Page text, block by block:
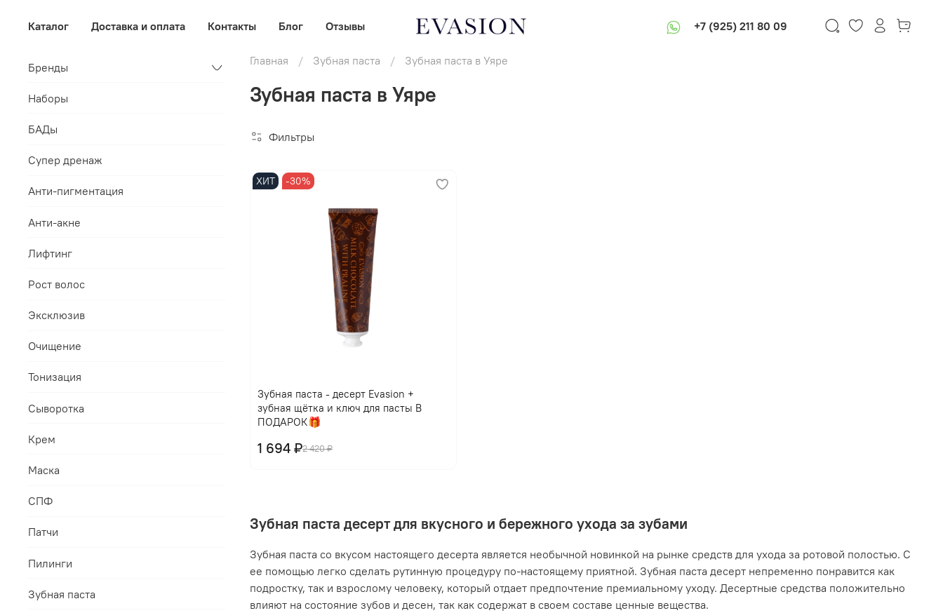
Каталог Доставка и оплата Контакты Блог Отзывы +7 (925) 211 80 09
Главная Зубная паста Зубная паста в Уяре
Зубная паста в Уяре
Фильтры
ХИТ -30%
Зубная паста - десерт Evasion +
зубная щётка и ключ для пасты В
ПОДАРОК🎁
2 420 ₽
1 694 ₽
В корзину
Зубная паста десерт для вкусного и бережного ухода за зубами
Зубная паста со вкусом настоящего десерта является необычной новинкой на рынке средств для ухода за ротовой полостью. С
ее помощью легко сделать рутинную процедуру по-настоящему приятной. Зубная паста десерт непременно понравится как
подростку, так и взрослому человеку, который отдает предпочтение премиальному уходу. Десертные средства положительно
влияют на состояние зубов и десен, так как содержат в своем составе ценные вещества.
Бренды
Наборы
БАДы
Супер дренаж
Анти-пигментация
Анти-акне
Лифтинг
Рост волос
Эксклюзив
Очищение
Тонизация
Сыворотка
Крем
Маска
СПФ
Патчи
Пилинги
Зубная паста